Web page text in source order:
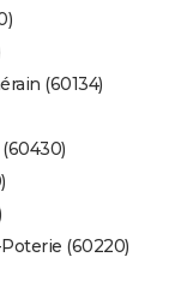
(60134)
(60220)